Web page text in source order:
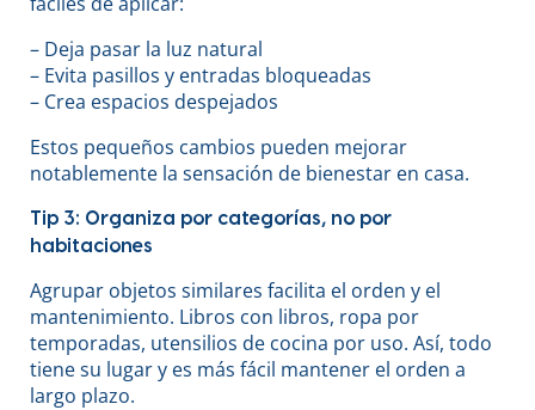
– Deja pasar la luz natural
– Evita pasillos y entradas bloqueadas
– Crea espacios despejados
Estos pequeños cambios pueden mejorar
notablemente la sensación de bienestar en casa.
Tip 3: Organiza por categorías, no por
habitaciones
Agrupar objetos similares facilita el orden y el
mantenimiento. Libros con libros, ropa por
temporadas, utensilios de cocina por uso. Así, todo
tiene su lugar y es más fácil mantener el orden a
largo plazo.